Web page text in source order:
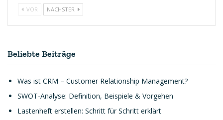
VOR NÄCHSTER
Beliebte Beiträge
Was ist CRM – Customer Relationship Management?
SWOT-Analyse: Definition, Beispiele & Vorgehen
Lastenheft erstellen: Schritt für Schritt erklärt